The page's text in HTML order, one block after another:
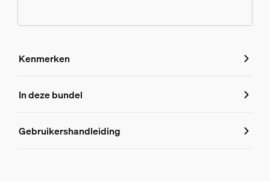
Kenmerken
Kenmerken
8719514872332
In deze bundel
Gebruikershandleiding